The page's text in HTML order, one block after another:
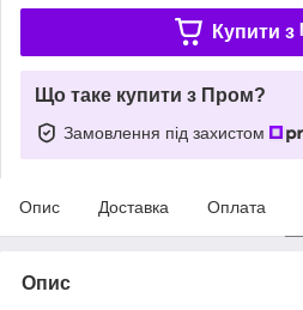
Купити з
Що таке купити з Пром?
Замовлення під захистом
Опис Доставка Оплата
Опис